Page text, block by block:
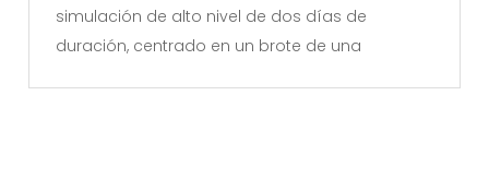
simulación de alto nivel de dos días de
duración, centrado en un brote de una